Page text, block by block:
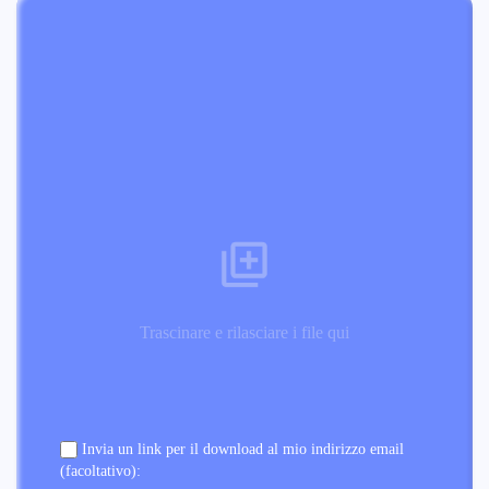
Trascinare e rilasciare i file qui
Invia un link per il download al mio indirizzo email
(facoltativo):